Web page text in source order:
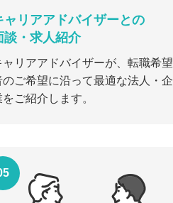
ャリアアドバイザーとの
談・求人紹介
ャリアアドバイザーが、転職希望
のご希望に沿って最適な法人・企
をご紹介します。